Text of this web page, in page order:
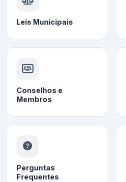
Leis Municipais
Conselhos e
Membros
Perguntas
Frequentes